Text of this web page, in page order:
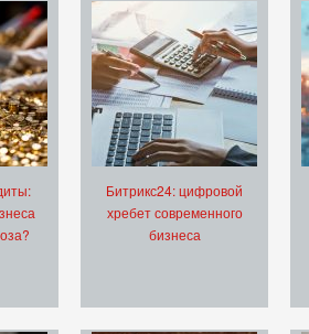
Битрикс24: цифровой
хребет современного
бизнеса